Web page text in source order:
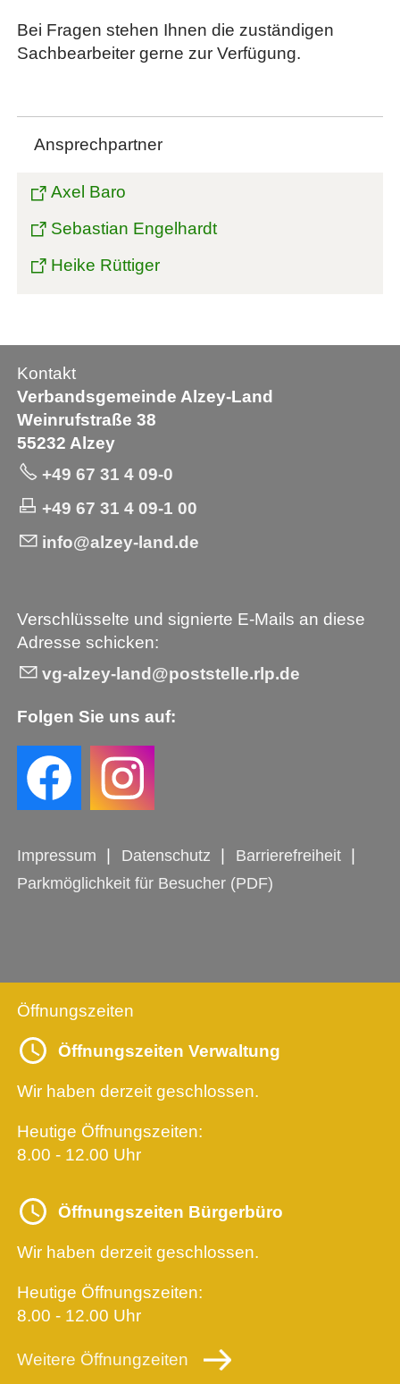
Bei Fragen stehen Ihnen die zuständigen
Sachbearbeiter gerne zur Verfügung.
Ansprechpartner
Axel Baro
Sebastian Engelhardt
Heike Rüttiger
Kontakt
Verbandsgemeinde Alzey-Land
Weinrufstraße 38
55232 Alzey
+49 67 31 4 09-0
+49 67 31 4 09-1 00
info@alzey-land.de
Verschlüsselte und signierte E-Mails an diese
Adresse schicken:
vg-alzey-land@poststelle.rlp.de
Folgen Sie uns auf:
Impressum Datenschutz
Barrierefreiheit
Parkmöglichkeit für Besucher (PDF)
Öffnungszeiten
Öffnungszeiten Verwaltung
Wir haben derzeit geschlossen.
Heutige Öffnungszeiten:
8.00 - 12.00 Uhr
Öffnungszeiten Bürgerbüro
Wir haben derzeit geschlossen.
Heutige Öffnungszeiten:
8.00 - 12.00 Uhr
Weitere Öffnungzeiten